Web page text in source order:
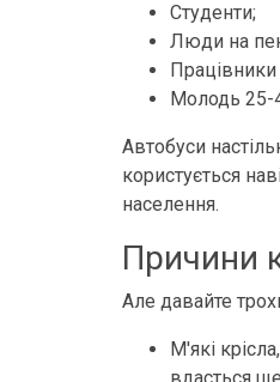
Студенти;
Люди на
Молодь 25-
Автобуси
користується
населення.
Причини
Але давайте
М'які